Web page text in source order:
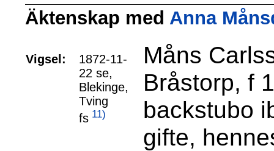
Äktenskap med Anna
Vigsel:
1872-11-
22 se,
Blekinge,
Tving
fs 11)
Måns
Bråstorp, f
backstubo
gifte,